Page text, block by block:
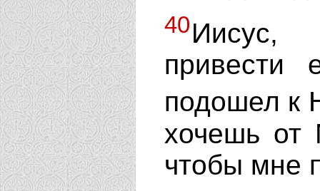
40Иисус,
привести
подошел к
хочешь от
чтобы мне